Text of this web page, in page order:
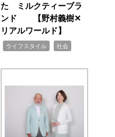
た ミルクティーブラ
ンド 【野村義樹✕
リアルワールド】
ライフスタイル 社会